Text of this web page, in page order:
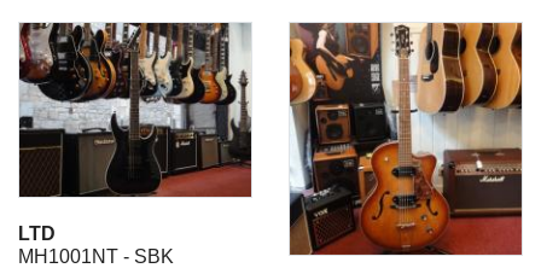
LTD
MH1001NT - SBK